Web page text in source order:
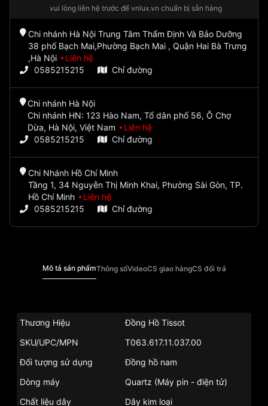
vui lòng liên hệ trước để vnlux.vn chuẩn bị sẵn hàng
Chi nhánh Hà Nội Trung Tâm Thẩm Định Và Bảo Dưỡng
38 phố Bạch Mai,Phường Bạch Mai , Quận Hai Bà Trưng
,Hà Nội
Liên hệ
0585215215
Chỉ đường
Chi nhánh Hà Nội
Chi nhánh HN: 123 Hào Nam, Tổ dân phố 56, Ô Chợ
Dừa, Hà Nội, Việt Nam
Liên hệ
0585215215
Chỉ đường
Chi Nhánh Hồ Chí Minh
Tầng 1, 34 Nguyễn Thị Minh Khai, Phường Sài Gòn, TP.
Hồ Chí Minh
Liên hệ
0585215215
Chỉ đường
Mô tả sản phẩmThông sốVideoCS giao hàngCS đổi trả
Thương Hiệu
Đồng Hồ Tissot
SKU/UPC/MPN
T063.617.11.037.00
Đối tượng sử dụng
Đồng hồ nam
Dòng máy
Quartz (Máy pin - điện tử)
Chất liệu dây
Dây kim loại